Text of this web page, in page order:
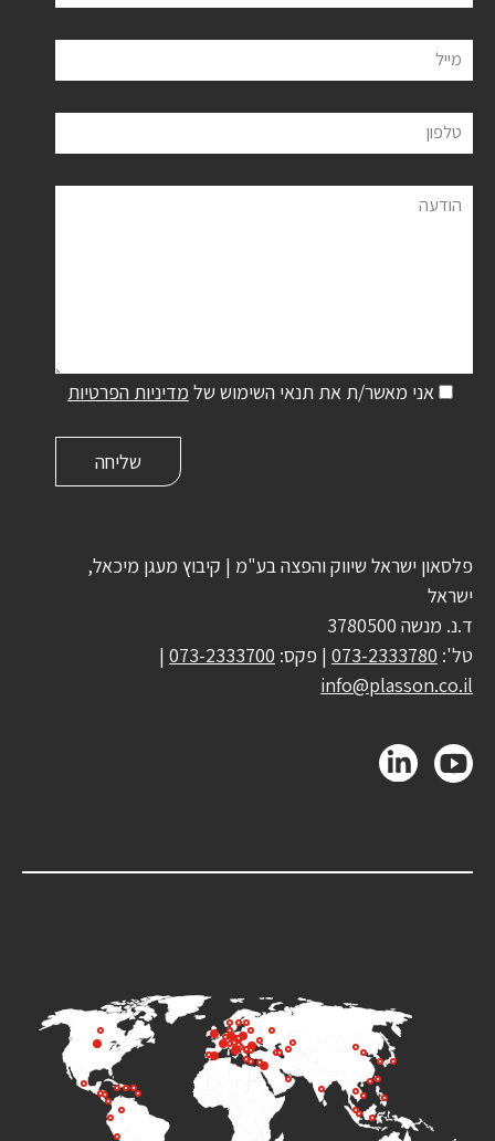
מייל
טלפון
הודעה
אני מאשר/ת את תנאי השימוש של מדיניות הפרטיות
פלסאון ישראל שיווק והפצה בע"מ | קיבוץ מעגן מיכאל,
ישראל
ד.נ. מנשה 3780500
טל': 073-2333780 | פקס: 073-2333700
|
info@plasson.co.il